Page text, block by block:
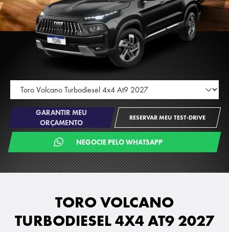
GARANTIR MEU
ORÇAMENTO
RESERVAR MEU TEST-DRIVE
NEGOCIE PELO WHATSAPP
TORO VOLCANO
TURBODIESEL 4X4 AT9 2027